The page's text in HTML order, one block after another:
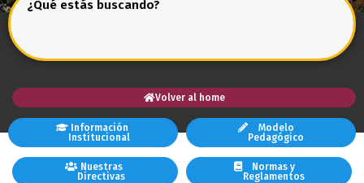
¿Qué estás buscando?
Volver al home
Información
Institucional
Modelo
Pedagógico
Nuestras
Directivas
Normas y
Reglamentos